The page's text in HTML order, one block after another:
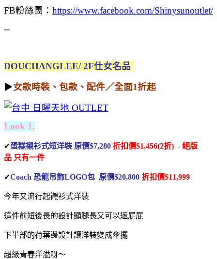
FB粉絲團： https://www.facebook.com/Shinysunoutlet/
--
DOUCHANGLEE/ 2F仕女名品
▶女款時裝、包款、配件／全面1折起
Look 1.
✔蛋糕襯衫式短洋裝 原價$7,280 折扣價$1,456(2折) - 絕版
品 只有一件
✔Coach 恐龍吊飾LOGO包 原價$20,800 折扣價$11,999
今年又流行起襯衫式洋裝
這件前短後長的設計顯腿長又可以遮屁屁
下半部的荷葉邊設計讓洋裝變成傘擺
超級青春洋溢呀～